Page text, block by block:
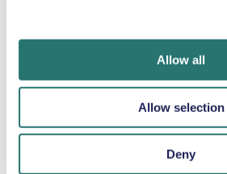
Allow all
Allow selection
Deny
minutter på
appen.
billeje direkte fra
din telefon med
vores app.